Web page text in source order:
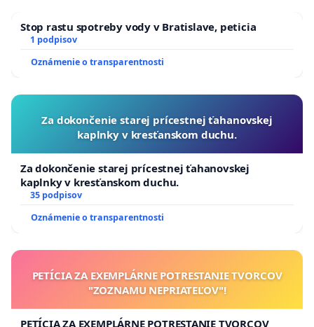
Stop rastu spotreby vody v Bratislave, peticia
1 podpisov
Oznámenie o transparentnosti
Za dokončenie starej prícestnej ťahanovskej
kaplnky v kresťanskom duchu.
Za dokončenie starej prícestnej ťahanovskej
kaplnky v kresťanskom duchu.
35 podpisov
Oznámenie o transparentnosti
PETÍCIA ZA EXEMPLÁRNE POTRESTANIE TVORCOV
"ZOZNAMU NEPRIATEĽOV"!
PETÍCIA ZA EXEMPLÁRNE POTRESTANIE TVORCOV